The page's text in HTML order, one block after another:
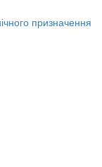
призначення